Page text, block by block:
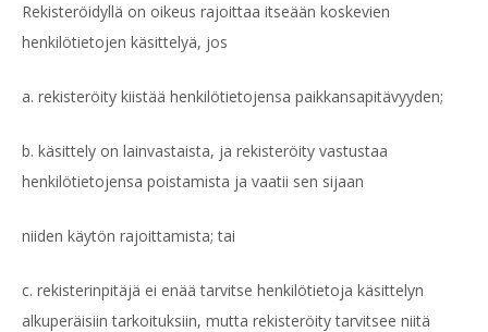
Rekisteröidyllä on oikeus rajoittaa itseään koskevien
henkilötietojen käsittelyä, jos
a. rekisteröity kiistää henkilötietojensa paikkansapitävyyden;
b. käsittely on lainvastaista, ja rekisteröity vastustaa
henkilötietojensa poistamista ja vaatii sen sijaan
niiden käytön rajoittamista; tai
c. rekisterinpitäjä ei enää tarvitse henkilötietoja käsittelyn
alkuperäisiin tarkoituksiin, mutta rekisteröity tarvitsee niitä